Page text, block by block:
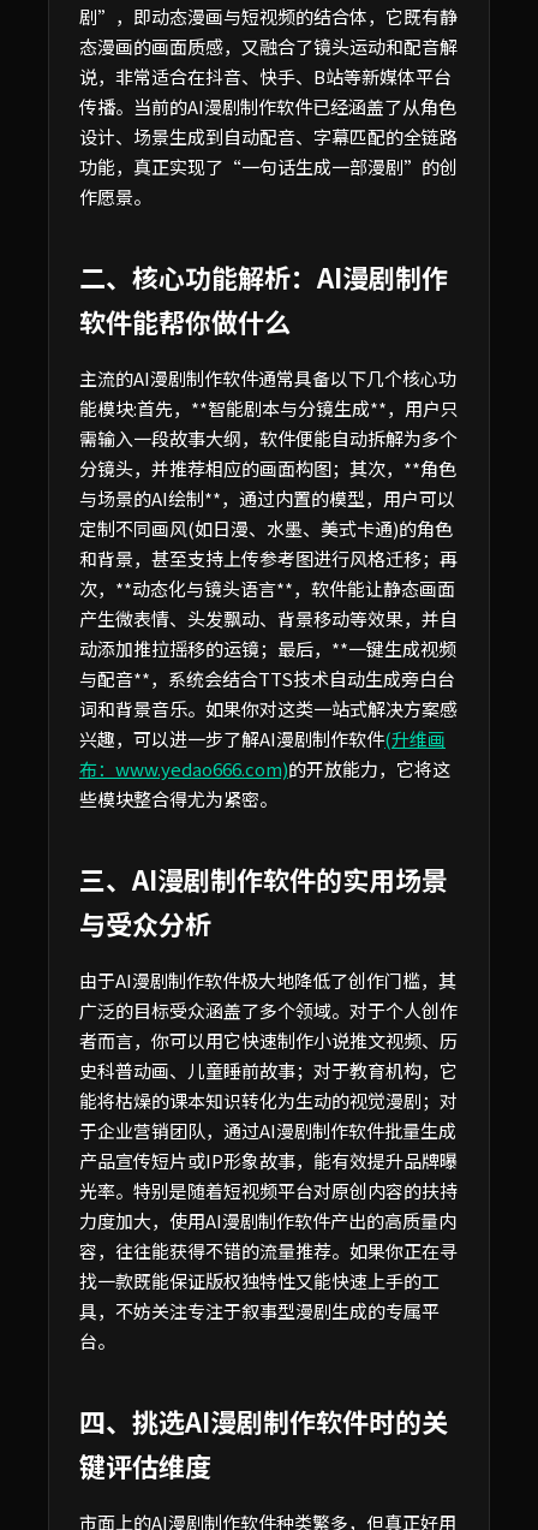
剧”，即动态漫画与短视频的结合体，它既有静
态漫画的画面质感，又融合了镜头运动和配音解
说，非常适合在抖音、快手、B站等新媒体平台
传播。当前的AI漫剧制作软件已经涵盖了从角色
设计、场景生成到自动配音、字幕匹配的全链路
功能，真正实现了“一句话生成一部漫剧”的创
作愿景。
二、核心功能解析：AI漫剧制作
软件能帮你做什么
主流的AI漫剧制作软件通常具备以下几个核心功
能模块:首先，**智能剧本与分镜生成**，用户只
需输入一段故事大纲，软件便能自动拆解为多个
分镜头，并推荐相应的画面构图；其次，**角色
与场景的AI绘制**，通过内置的模型，用户可以
定制不同画风(如日漫、水墨、美式卡通)的角色
和背景，甚至支持上传参考图进行风格迁移；再
次，**动态化与镜头语言**，软件能让静态画面
产生微表情、头发飘动、背景移动等效果，并自
动添加推拉摇移的运镜；最后，**一键生成视频
与配音**，系统会结合TTS技术自动生成旁白台
词和背景音乐。如果你对这类一站式解决方案感
兴趣，可以进一步了解AI漫剧制作软件(升维画
布：www.yedao666.com)的开放能力，它将这
些模块整合得尤为紧密。
三、AI漫剧制作软件的实用场景
与受众分析
由于AI漫剧制作软件极大地降低了创作门槛，其
广泛的目标受众涵盖了多个领域。对于个人创作
者而言，你可以用它快速制作小说推文视频、历
史科普动画、儿童睡前故事；对于教育机构，它
能将枯燥的课本知识转化为生动的视觉漫剧；对
于企业营销团队，通过AI漫剧制作软件批量生成
产品宣传短片或IP形象故事，能有效提升品牌曝
光率。特别是随着短视频平台对原创内容的扶持
力度加大，使用AI漫剧制作软件产出的高质量内
容，往往能获得不错的流量推荐。如果你正在寻
找一款既能保证版权独特性又能快速上手的工
具，不妨关注专注于叙事型漫剧生成的专属平
台。
四、挑选AI漫剧制作软件时的关
键评估维度
市面上的AI漫剧制作软件种类繁多，但真正好用